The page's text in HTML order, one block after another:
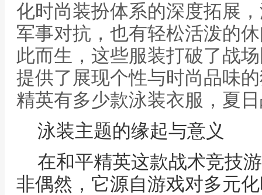
化时尚装扮体系的深度拓展
军事对抗，也有轻松活泼的
此而生，这些服装打破了战
提供了展现个性与时尚品味
精英有多少款泳装衣服，夏
泳装主题的缘起与意义
在和平精英这款战术竞技
非偶然，它源自游戏对多元